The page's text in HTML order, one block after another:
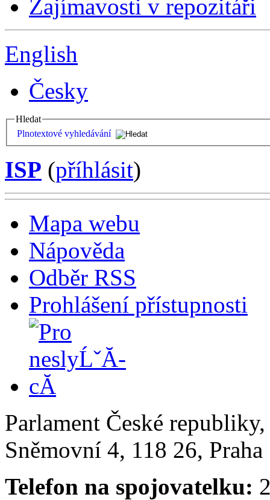
Zajímavosti v repozitáři
English
Česky
Hledat
Plnotextové vyhledávání
ISP (příhlásit)
Mapa webu
Nápověda
Odběr RSS
Prohlášení přístupnosti
Parlament České
Sněmovní 4, 118 26,
Telefon na spojovatelku: